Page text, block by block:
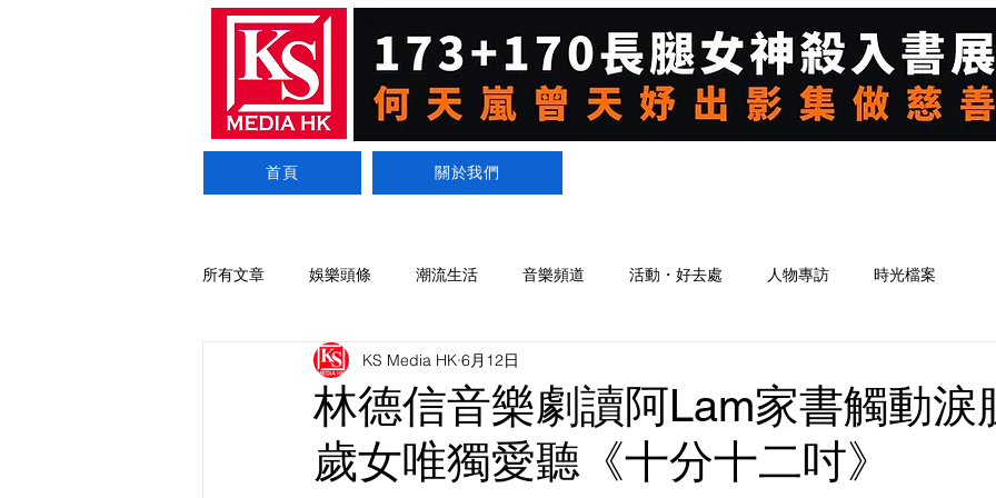
首頁 關於我們
所有文章 娛樂頭條 潮流生活 音樂頻道 活動・好去處 人物專訪 時光檔案
林德信音樂劇讀阿Lam家書觸動淚
歲女唯獨愛聽《十分十二吋》
KS Media HK 6月12日